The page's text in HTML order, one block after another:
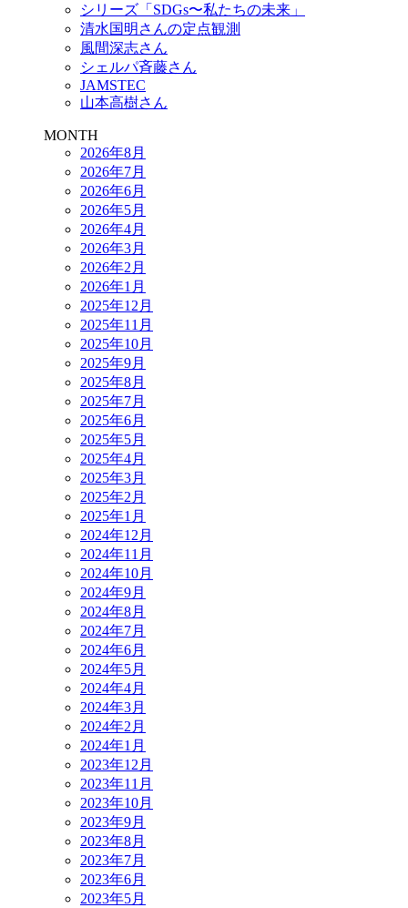
シリーズ「SDGs〜私たちの未来」
清水国明さんの定点観測
風間深志さん
シェルパ斉藤さん
JAMSTEC
山本高樹さん
MONTH
2026年8月
2026年7月
2026年6月
2026年5月
2026年4月
2026年3月
2026年2月
2026年1月
2025年12月
2025年11月
2025年10月
2025年9月
2025年8月
2025年7月
2025年6月
2025年5月
2025年4月
2025年3月
2025年2月
2025年1月
2024年12月
2024年11月
2024年10月
2024年9月
2024年8月
2024年7月
2024年6月
2024年5月
2024年4月
2024年3月
2024年2月
2024年1月
2023年12月
2023年11月
2023年10月
2023年9月
2023年8月
2023年7月
2023年6月
2023年5月